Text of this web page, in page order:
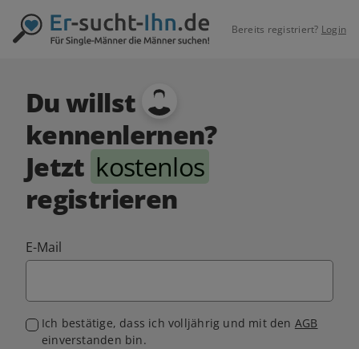
Bereits registriert? Login
Du willst
kennenlernen?
Jetzt kostenlos
registrieren
E-Mail
Ich bestätige, dass ich volljährig und mit den AGB
einverstanden bin.